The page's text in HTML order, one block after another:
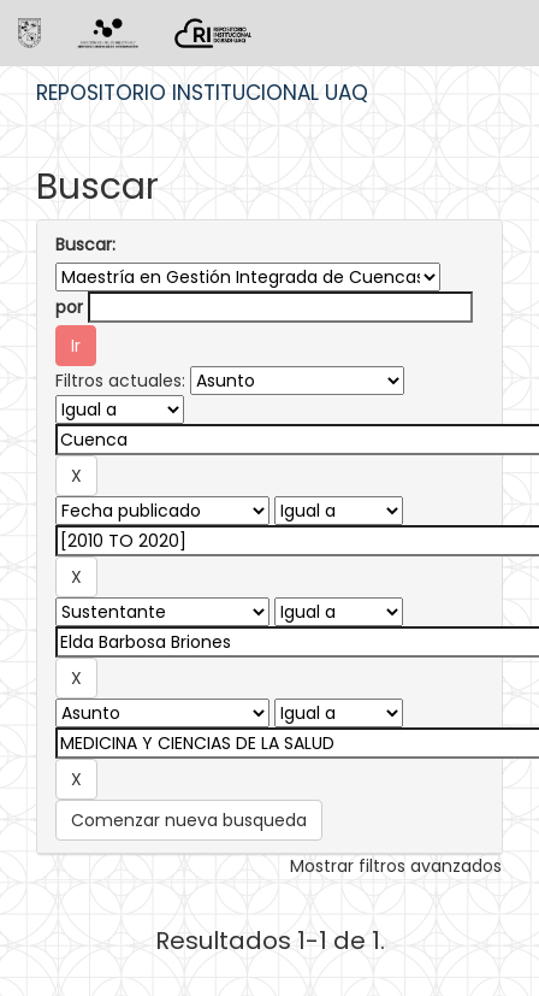
REPOSITORIO INSTITUCIONAL UAQ
Buscar
Buscar:
por
Filtros actuales:
Comenzar nueva busqueda
Mostrar filtros avanzados
Resultados 1-1 de 1.